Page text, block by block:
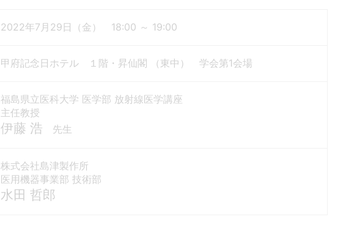
2022年7月29日（金） 18:00 ～ 19:00
甲府記念日ホテル １階・昇仙閣 （東中） 学会第1会場
福島県立医科大学 医学部 放射線医学講座
主任教授
伊藤 浩 先生
株式会社島津製作所
医用機器事業部 技術部
水田 哲郎